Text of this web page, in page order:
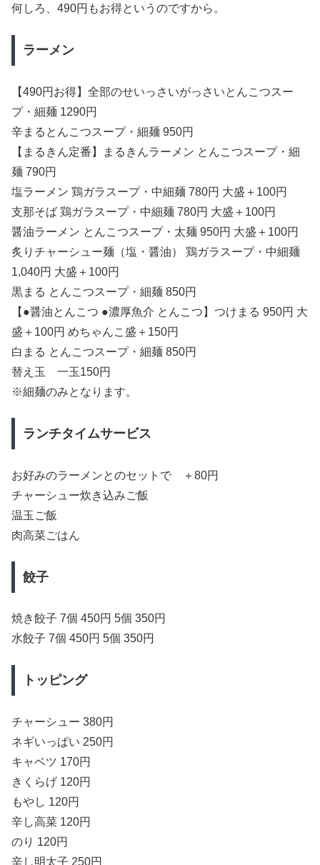
何しろ、490円もお得というのですから。
ラーメン
【490円お得】全部のせいっさいがっさいとんこつスー
プ・細麺 1290円
辛まるとんこつスープ・細麺 950円
【まるきん定番】まるきんラーメン とんこつスープ・細
麺 790円
塩ラーメン 鶏ガラスープ・中細麺 780円 大盛＋100円
支那そば 鶏ガラスープ・中細麺 780円 大盛＋100円
醤油ラーメン とんこつスープ・太麺 950円 大盛＋100円
炙りチャーシュー麺（塩・醤油） 鶏ガラスープ・中細麺
1,040円 大盛＋100円
黒まる とんこつスープ・細麺 850円
【●醤油とんこつ ●濃厚魚介 とんこつ】つけまる 950円 大
盛＋100円 めちゃんこ盛＋150円
白まる とんこつスープ・細麺 850円
替え玉 一玉150円
※細麺のみとなります。
ランチタイムサービス
お好みのラーメンとのセットで ＋80円
チャーシュー炊き込みご飯
温玉ご飯
肉高菜ごはん
餃子
焼き餃子 7個 450円 5個 350円
水餃子 7個 450円 5個 350円
トッピング
チャーシュー 380円
ネギいっぱい 250円
キャベツ 170円
きくらげ 120円
もやし 120円
辛し高菜 120円
のり 120円
辛し明太子 250円